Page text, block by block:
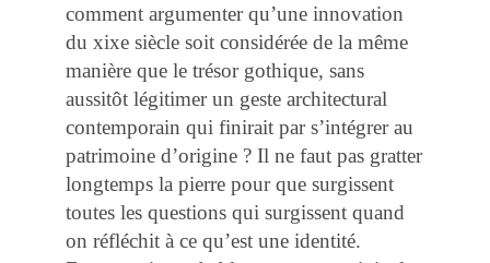
comment argumenter qu’une innovation
du xixe siècle soit considérée de la même
manière que le trésor gothique, sans
aussitôt légitimer un geste architectural
contemporain qui finirait par s’intégrer au
patrimoine d’origine ? Il ne faut pas gratter
longtemps la pierre pour que surgissent
toutes les questions qui surgissent quand
on réfléchit à ce qu’est une identité.